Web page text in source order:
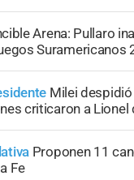
Arena: Pullaro
Suramericanos
Milei
criticaron a Lionel
Proponen 11
Fe